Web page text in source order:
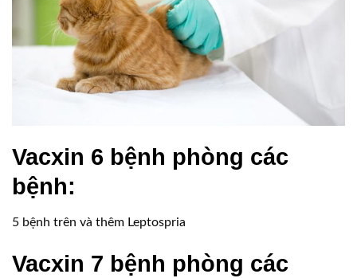
Vacxin 6 bệnh phòng các
bệnh:
5 bệnh trên và thêm Leptospria
Vacxin 7 bệnh phòng các